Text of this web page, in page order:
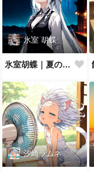
氷室 胡蝶
氷室胡蝶｜夏の夜空
汐崎ラムネ